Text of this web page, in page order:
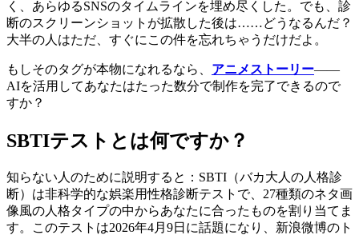
く、あらゆるSNSのタイムラインを埋め尽くした。でも、診
断のスクリーンショットが拡散した後は……どうなるんだ？
大半の人はただ、すぐにこの件を忘れちゃうだけだよ。
もしそのタグが本物になれるなら、 アニメストーリー——
AIを活用してあなたはたった数分で制作を完了できるので
すか？
SBTIテストとは何ですか？
知らない人のために説明すると：SBTI（バカ大人の人格診
断）は非科学的な娯楽用性格診断テストで、27種類のネタ画
像風の人格タイプの中からあなたに合ったものを割り当てま
す。このテストは2026年4月9日に話題になり、新浪微博のト